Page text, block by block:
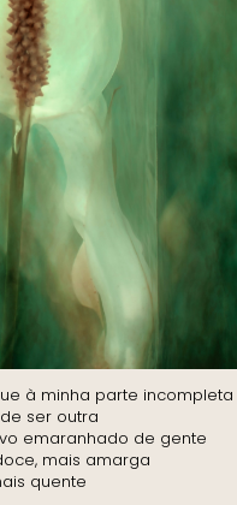
à minha parte incompleta
ser outra
emaranhado de gente
mais amarga
quente